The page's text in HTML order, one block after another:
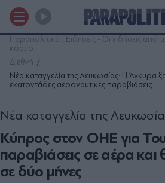
Παραπολιτικά | Ειδήσεις - Οι ειδήσεις από
κόσμο
Διεθνή
Νέα καταγγελία της Λευκωσίας: Η Άγκυρα
εκατοντάδες αεροναυτικές παραβιάσεις
Κύπρος στον ΟΗΕ για
παραβιάσεις σε αέρα
σε δύο μήνες
Νέα καταγγελία της